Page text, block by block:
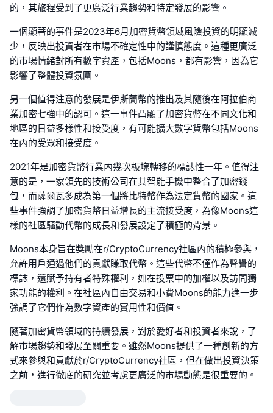
的，其旅程受到了更廣泛行業趨勢和特定發展的影響。
一個顯著的事件是2023年6月加密貨幣領域風險投資的明顯減
少，反映出投資者在市場不確定性中的謹慎態度。這種更廣泛
的市場情緒對所有數字資產，包括Moons，都有影響，因為它
影響了整體投資氛圍。
另一個值得注意的發展是伊斯蘭幣的推出及其隨後在阿拉伯商
業加密七強中的認可。這一事件凸顯了加密貨幣在不同文化和
地區的日益多樣性和接受度，有可能擴大數字貨幣包括Moons
在內的受眾和接受度。
2021年是加密貨幣行業內幾次板塊轉移的標誌性一年。值得注
意的是，一家領先的技術公司在其智能手機中整合了加密錢
包，而薩爾瓦多成為第一個將比特幣作為法定貨幣的國家。這
些事件強調了加密貨幣日益增長的主流接受度，為像Moons這
樣的社區驅動代幣的成長和發展設定了積極的背景。
Moons本身旨在獎勵在r/CryptoCurrency社區內的積極參與，
允許用戶通過他們的貢獻賺取代幣。這些代幣不僅作為聲譽的
標誌，還賦予持有者特殊權利，如在投票中的加權以及訪問獨
家功能的權利。在社區內自由交易和小費Moons的能力進一步
強調了它們作為數字資產的實用性和價值。
隨著加密貨幣領域的持續發展，對於愛好者和投資者來說，了
解市場趨勢和發展至關重要。雖然Moons提供了一種創新的方
式來參與和貢獻於r/CryptoCurrency社區，但在做出投資決策
之前，進行徹底的研究並考慮更廣泛的市場動態是很重要的。